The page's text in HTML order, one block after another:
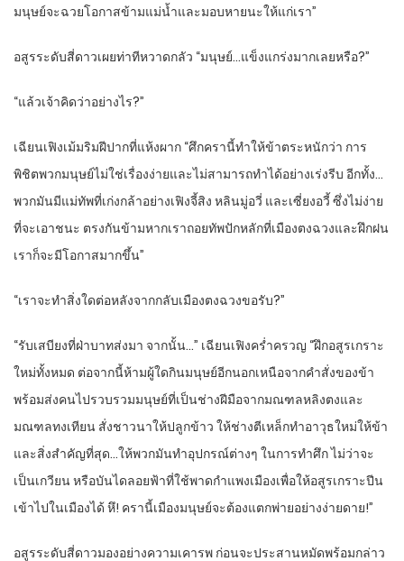
มนุษย์จะฉวยโอกาสข้ามแม่น้ำและมอบหายนะให้แก่เรา”
อสูรระดับสี่ดาวเผยท่าทีหวาดกลัว “มนุษย์…แข็งแกร่งมากเลยหรือ?”
“แล้วเจ้าคิดว่าอย่างไร?”
เฉียนเฟิงเม้มริมฝีปากที่แห้งผาก “ศึกครานี้ทำให้ข้าตระหนักว่า การ
พิชิตพวกมนุษย์ไม่ใช่เรื่องง่ายและไม่สามารถทำได้อย่างเร่งรีบ อีกทั้ง…
พวกมันมีแม่ทัพที่เก่งกล้าอย่างเฟิงจี้สิง หลินมู่อวี่ และเซี่ยงอวี้ ซึ่งไม่ง่าย
ที่จะเอาชนะ ตรงกันข้ามหากเราถอยทัพปักหลักที่เมืองตงฉวงและฝึกฝน
เราก็จะมีโอกาสมากขึ้น”
“เราจะทำสิ่งใดต่อหลังจากกลับเมืองตงฉวงขอรับ?”
“รับเสบียงที่ฝ่าบาทส่งมา จากนั้น…” เฉียนเฟิงคร่ำครวญ “ฝึกอสูรเกราะ
ใหม่ทั้งหมด ต่อจากนี้ห้ามผู้ใดกินมนุษย์อีกนอกเหนือจากคำสั่งของข้า
พร้อมส่งคนไปรวบรวมมนุษย์ที่เป็นช่างฝีมือจากมณฑลหลิงตงและ
มณฑลทงเทียน สั่งชาวนาให้ปลูกข้าว ให้ช่างตีเหล็กทำอาวุธใหม่ให้ข้า
และสิ่งสำคัญที่สุด…ให้พวกมันทำอุปกรณ์ต่างๆ ในการทำศึก ไม่ว่าจะ
เป็นเกวียน หรือบันไดลอยฟ้าที่ใช้พาดกำแพงเมืองเพื่อให้อสูรเกราะปีน
เข้าไปในเมืองได้ หึ! ครานี้เมืองมนุษย์จะต้องแตกพ่ายอย่างง่ายดาย!”
อสูรระดับสี่ดาวมองอย่างความเคารพ ก่อนจะประสานหมัดพร้อมกล่าว